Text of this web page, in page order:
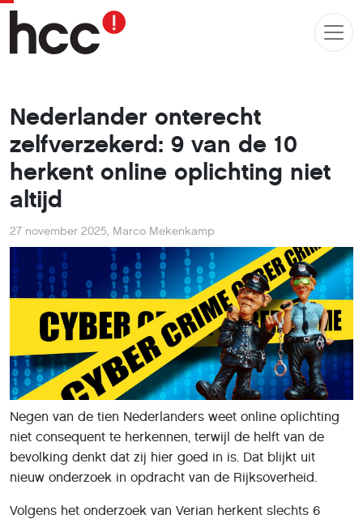
Nederlander onterecht
zelfverzekerd: 9 van de 10
herkent online oplichting niet
altijd
27 november 2025, Marco Mekenkamp
Negen van de tien Nederlanders weet online oplichting
niet consequent te herkennen, terwijl de helft van de
bevolking denkt dat zij hier goed in is. Dat blijkt uit
nieuw onderzoek in opdracht van de Rijksoverheid.
Volgens het onderzoek van Verian herkent slechts 6